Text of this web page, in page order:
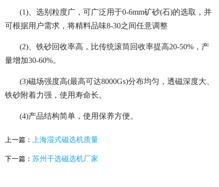
(1)、选别粒度广，可广泛用于0-6mm矿砂(石)的选取，并
可根据用户需求，将精料品味8-30之间任意调整
(2)、铁砂回收率高，比传统滚筒回收率提高20-50%，产
量增加30-60%。
(3)磁场强度高(最高可达8000Gs)分布均匀，透磁深度大、
铁砂附着力强，使用寿命长。
(4)产品结构简单，使用保养方便。
上一篇： 上海湿式磁选机质量
下一篇： 苏州干选磁选机厂家